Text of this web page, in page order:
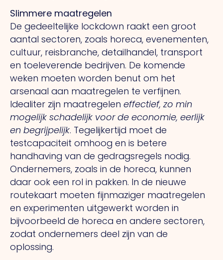
Slimmere maatregelen
De gedeeltelijke lockdown raakt een groot
aantal sectoren, zoals horeca, evenementen,
cultuur, reisbranche, detailhandel, transport
en toeleverende bedrijven. De komende
weken moeten worden benut om het
arsenaal aan maatregelen te verfijnen.
Idealiter zijn maatregelen effectief, zo min
mogelijk schadelijk voor de economie, eerlijk
en begrijpelijk. Tegelijkertijd moet de
testcapaciteit omhoog en is betere
handhaving van de gedragsregels nodig.
Ondernemers, zoals in de horeca, kunnen
daar ook een rol in pakken. In de nieuwe
routekaart moeten fijnmaziger maatregelen
en experimenten uitgewerkt worden in
bijvoorbeeld de horeca en andere sectoren,
zodat ondernemers deel zijn van de
oplossing.